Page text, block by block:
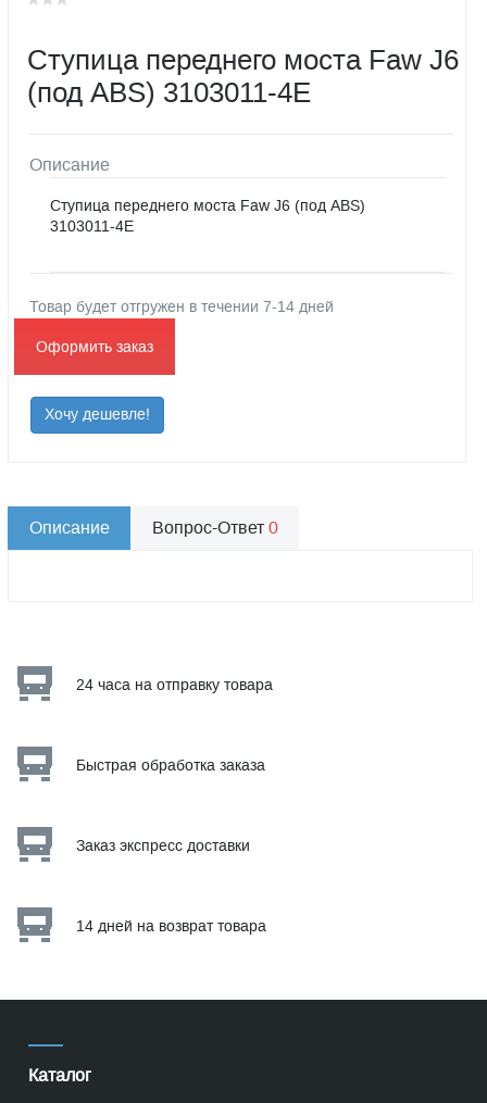
Ступица переднего моста Faw J6
(под ABS) 3103011-4E
Описание
Ступица переднего моста Faw J6 (под ABS)
3103011-4E
Товар будет отгружен в течении 7-14 дней
Оформить заказ
Хочу дешевле!
Описание Вопрос-Ответ0
24 часа на отправку товара
Быстрая обработка заказа
Заказ экспресс доставки
14 дней на возврат товара
Каталог